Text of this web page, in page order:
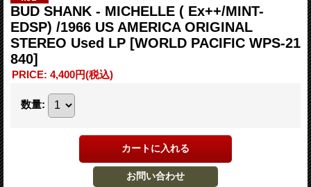
BUD SHANK - MICHELLE ( Ex++/MINT-
EDSP) /1966 US AMERICA ORIGINAL
STEREO Used LP [WORLD PACIFIC WPS-21
840]
PRICE: 4,400円(税込)
数量: